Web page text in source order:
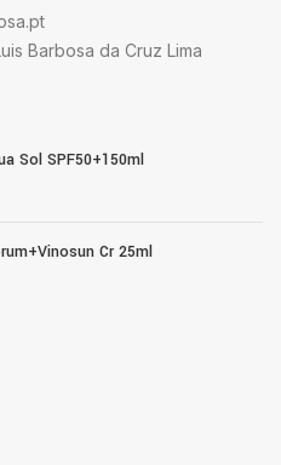
Barbosa da Cruz Lima
Sol SPF50+150ml
Cr 25ml